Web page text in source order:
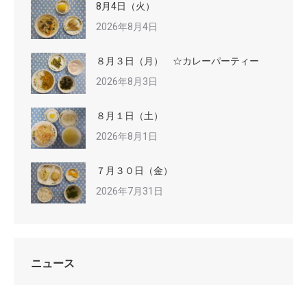
8月4日（火）
2026年8月4日
８月３日（月） ☆カレーパーティー
2026年8月3日
８月１日（土）
2026年8月1日
７月３０日（金）
2026年7月31日
ニュース